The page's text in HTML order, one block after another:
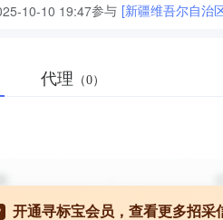
10-10 19:47参与 [新疆维吾尔自治
代理 （0）
开通寻标宝会员，查看更多招采